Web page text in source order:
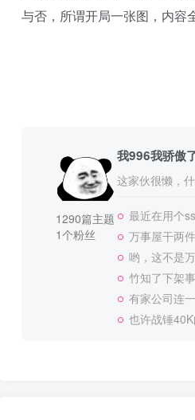
与否，所谓开局一张图，内容
1290篇主题
1个粉丝
我996我骄傲
这家伙很懒，
最近在用个
万事屋干两
哟，这不是
竹知了下架
有家公司连
也许战锤